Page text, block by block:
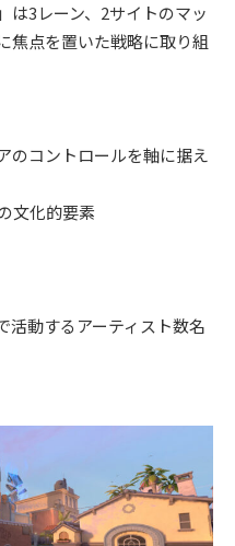
は3レーン、2サイトのマッ
焦点を置いた戦略に取り組
のコントロールを軸に据え
文化的要素
活動するアーティスト数名